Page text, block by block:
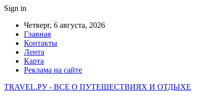
Sign in
Четверг, 6 августа, 2026
Главная
Контакты
Лента
Карта
Реклама на сайте
TRAVEL.РУ - ВСЕ О ПУТЕШЕСТВИЯХ И ОТДЫХЕ